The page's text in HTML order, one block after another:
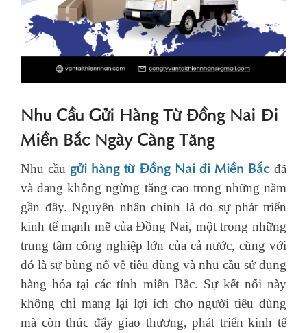
Nhu Cầu Gửi Hàng Từ Đồng Nai Đi
Miền Bắc Ngày Càng Tăng
Nhu cầu gửi hàng từ Đồng Nai đi Miền Bắcđã
và đang không ngừng tăng cao trong những năm
gần đây. Nguyên nhân chính là do sự phát triển
kinh tế mạnh mẽ của Đồng Nai, một trong những
trung tâm công nghiệp lớn của cả nước, cùng với
đó là sự bùng nổ về tiêu dùng và nhu cầu sử dụng
hàng hóa tại các tỉnh miền Bắc. Sự kết nối này
không chỉ mang lại lợi ích cho người tiêu dùng
mà còn thúc đẩy giao thương, phát triển kinh tế